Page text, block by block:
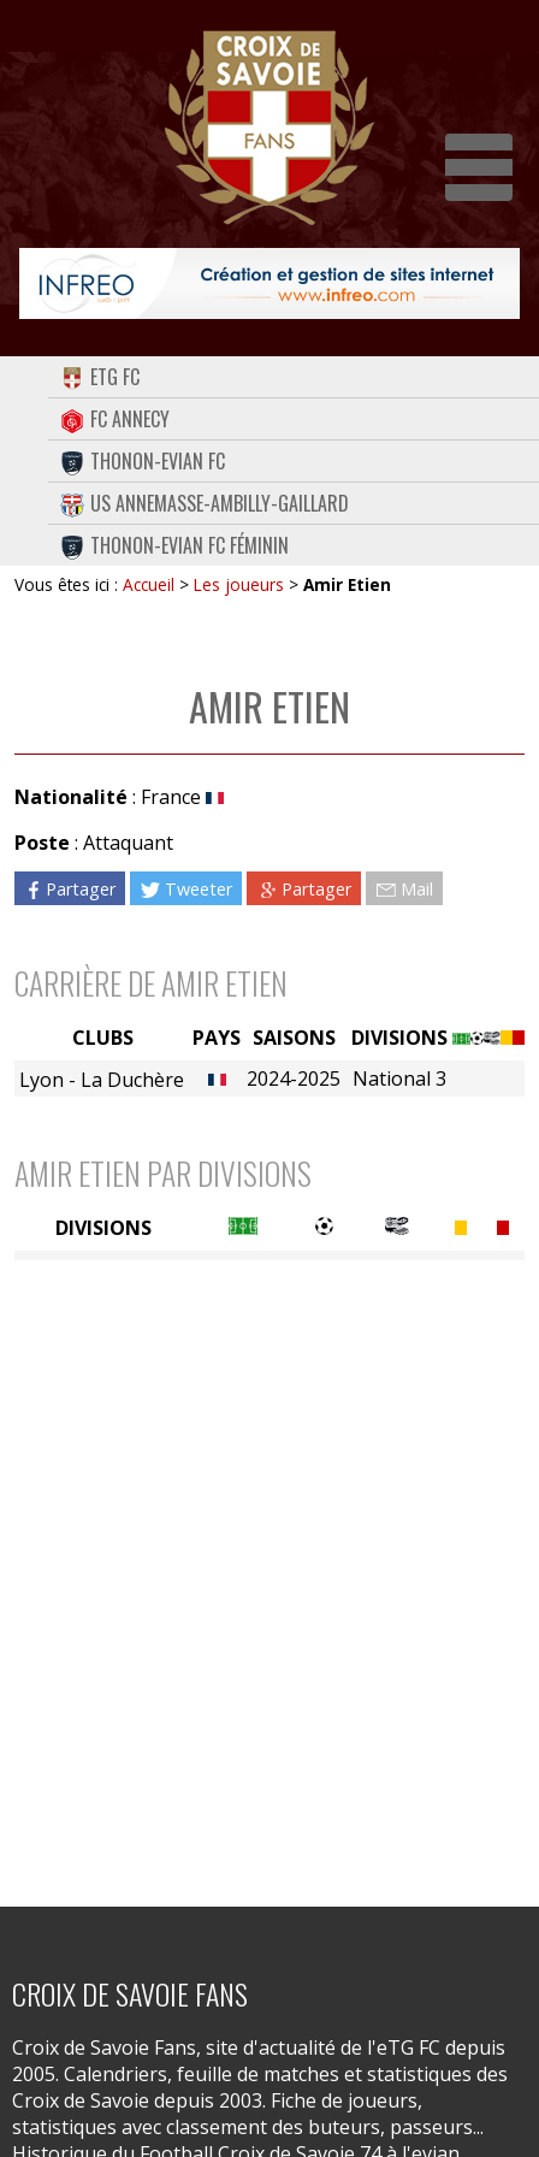
ACCUEIL
FORUM
CONTACT
FACEBOOK
TWITTER
ETG FC
FC ANNECY
THONON-EVIAN FC
US ANNEMASSE-AMBILLY-GAILLARD
THONON-EVIAN FC FÉMININ
Vous êtes ici : Accueil > Les joueurs > Amir Etien
AMIR ETIEN
Nationalité : France
Poste : Attaquant
Partager Tweeter Partager Mail
CARRIÈRE DE AMIR ETIEN
PAYS SAISONS
DIVISIONS
2024-2025 National 3
CLUBS
Lyon - La Duchère
AMIR ETIEN PAR DIVISIONS
DIVISIONS
CROIX DE SAVOIE FANS
Croix de Savoie Fans, site d'actualité de l'eTG FC depuis
2005. Calendriers, feuille de matches et statistiques des
Croix de Savoie depuis 2003. Fiche de joueurs,
statistiques avec classement des buteurs, passeurs...